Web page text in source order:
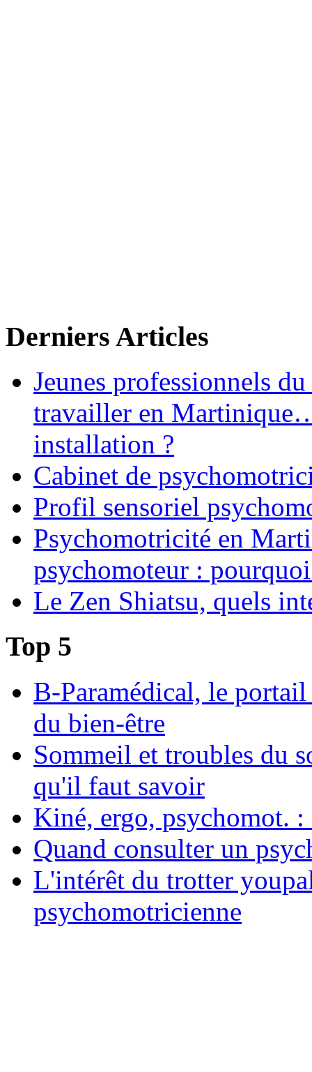
Derniers Articles
Jeunes professionnels
travailler en
installation ?
Cabinet de
Profil sensoriel
Psychomotricité en
psychomoteur :
Le Zen Shiatsu, quels
Top 5
B-Paramédical, le portail
du bien-être
Sommeil et troubles du
qu'il faut savoir
Kiné, ergo, psychomot. :
Quand consulter un
L'intérêt du trotter
psychomotricienne